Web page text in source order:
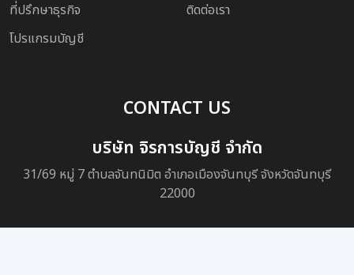
ที่ปรึกษาธุรกิจ
โปรแกรมบัญชี
ติดต่อเรา
CONTACT US
บริษัท จิรการบัญชี จำกัด
31/69 หมู่ 7 ตำบลจันทนิมิต อำเภอเมืองจันทบุรี จังหวัดจันทบุรี
22000